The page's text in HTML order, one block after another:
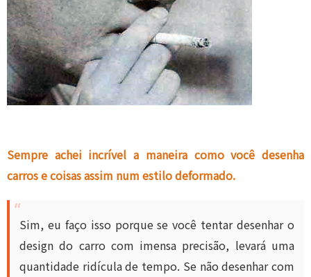
Sempre achei incrível a maneira como você desenha
carros e coisas assim num estilo deformado.
Sim, eu faço isso porque se você tentar desenhar o
design do carro com imensa precisão, levará uma
quantidade ridícula de tempo. Se não desenhar com